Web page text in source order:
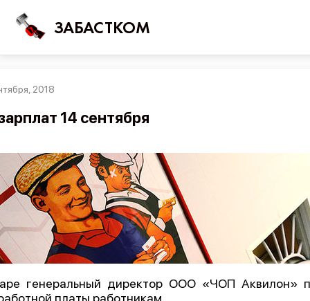
ЗАБАСТКОМ
Карта событий
Трудовые конфликты
Отчеты
Предложить публикацию
Справочник
2018
14 сентября
генеральный директор ООО «ЧОП Аквилон»
платы работникам